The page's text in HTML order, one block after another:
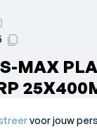
MAX
voor jouw